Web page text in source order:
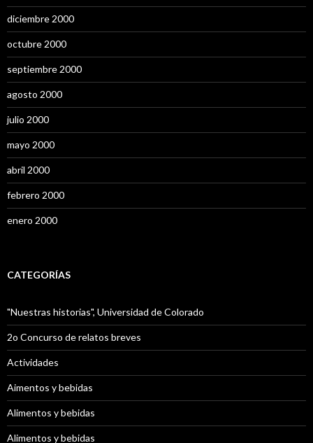
diciembre 2000
octubre 2000
septiembre 2000
agosto 2000
julio 2000
mayo 2000
abril 2000
febrero 2000
enero 2000
CATEGORÍAS
"Nuestras historias", Universidad de Colorado
2o Concurso de relatos breves
Actividades
Aimentos y bebidas
Alimentos y bebidas
Alimentos y bebidas